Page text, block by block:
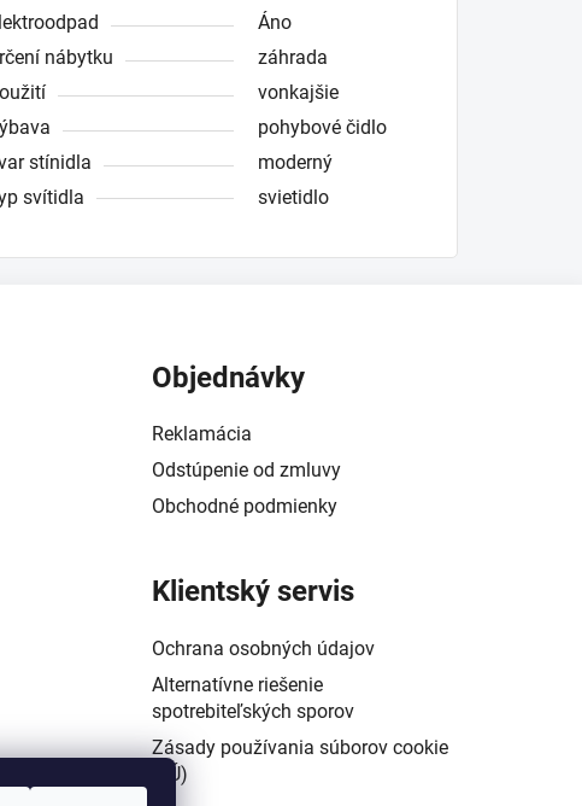
Áno
nábytku
záhrada
vonkajšie
pohybové čidlo
stínidla
moderný
svítidla
svietidlo
Objednávky
Reklamácia
Odstúpenie od zmluvy
Obchodné podmienky
Klientský servis
Ochrana osobných údajov
Alternatívne riešenie
spotrebiteľských sporov
Zásady používania súborov cookie
(EÚ)